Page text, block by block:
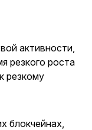
активности,
резкого роста
резкому
блокчейнах,